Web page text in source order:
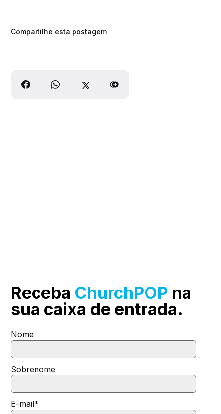
Compartilhe esta postagem
Receba ChurchPOP na
sua caixa de entrada.
Nome
Sobrenome
E-mail*